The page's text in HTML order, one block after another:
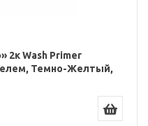
2к Wash Primer
Темно-Желтый,